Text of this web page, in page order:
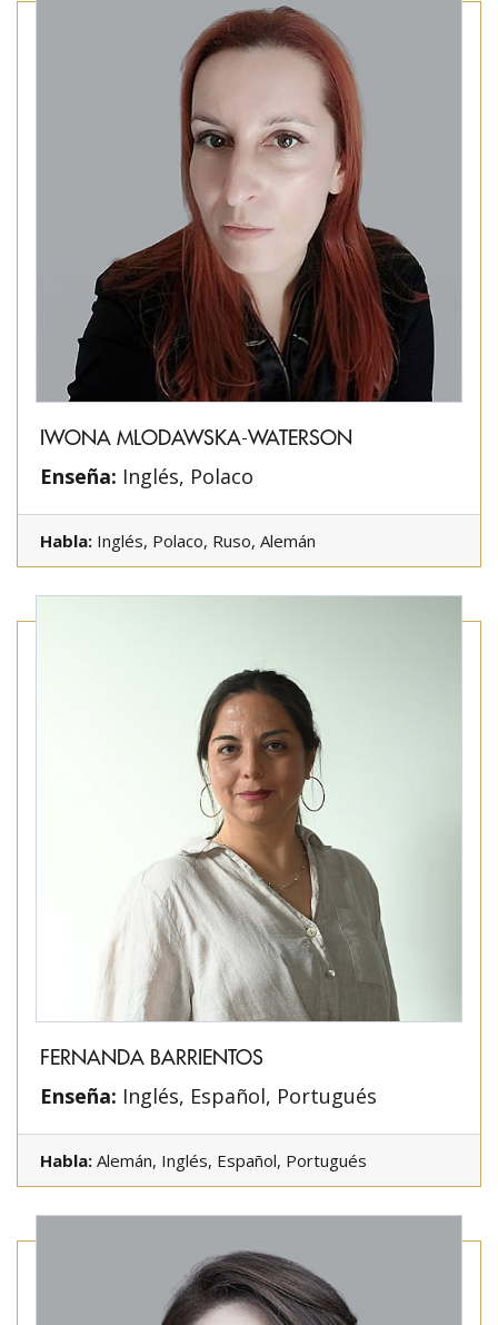
IWONA MLODAWSKA-WATERSON
Enseña: Inglés, Polaco
Habla: Inglés, Polaco, Ruso, Alemán
FERNANDA BARRIENTOS
Enseña: Inglés, Español, Portugués
Habla: Alemán, Inglés, Español, Portugués